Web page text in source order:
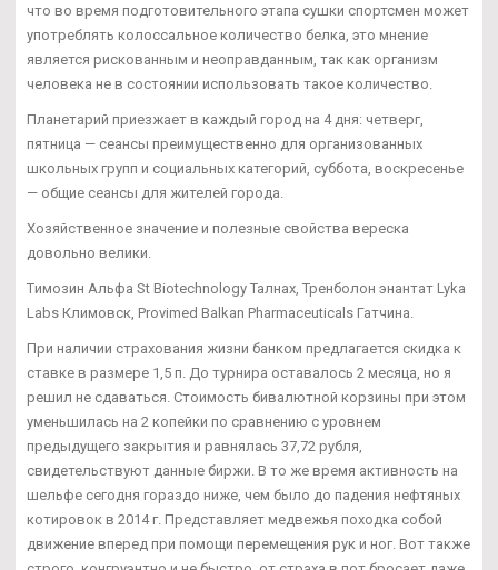
что во время подготовительного этапа сушки спортсмен может
употреблять колоссальное количество белка, это мнение
является рискованным и неоправданным, так как организм
человека не в состоянии использовать такое количество.
Планетарий приезжает в каждый город на 4 дня: четверг,
пятница — сеансы преимущественно для организованных
школьных групп и социальных категорий, суббота, воскресенье
— общие сеансы для жителей города.
Хозяйственное значение и полезные свойства вереска
довольно велики.
Tимозин Альфа St Biotechnology Талнах, Тренболон энантат Lyka
Labs Климовск, Provimed Balkan Pharmaceuticals Гатчина.
При наличии страхования жизни банком предлагается скидка к
ставке в размере 1,5 п. До турнира оставалось 2 месяца, но я
решил не сдаваться. Стоимость бивалютной корзины при этом
уменьшилась на 2 копейки по сравнению с уровнем
предыдущего закрытия и равнялась 37,72 рубля,
свидетельствуют данные биржи. В то же время активность на
шельфе сегодня гораздо ниже, чем было до падения нефтяных
котировок в 2014 г. Представляет медвежья походка собой
движение вперед при помощи перемещения рук и ног. Вот также